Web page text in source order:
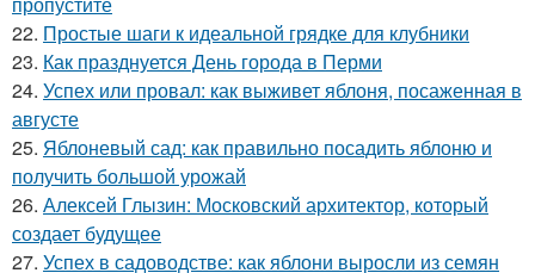
22. Простые шаги к идеальной грядке для клубники
23. Как празднуется День города в Перми
24. Успех или провал: как выживет яблоня, посаженная в
августе
25. Яблоневый сад: как правильно посадить яблоню и
получить большой урожай
26. Алексей Глызин: Московский архитектор, который
создает будущее
27. Успех в садоводстве: как яблони выросли из семян